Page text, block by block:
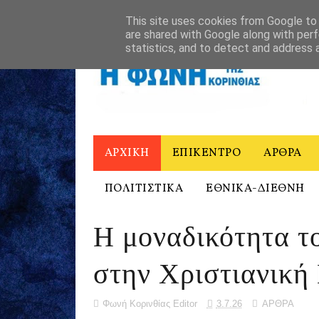
Η ΦΩΝΗ ΤΗΣ ΚΟΡΙΝΘΙΑΣ - ΙΣΤΟΡΙΚΟ
ΑΡΧΙΚΗ ΕΠΙΚΕΝΤΡΟ ΑΡΘΡΑ
ΠΟΛΙΤΙΣΤΙΚΑ ΕΘΝΙΚΑ-ΔΙΕΘΝΗ
Η μοναδικότητα
στην
Φωνή Κορινθίας Editor 3.7.26 ΑΡΘΡΑ
This site uses cookies from Google
are shared with Google along with
statistics, and to detect and address